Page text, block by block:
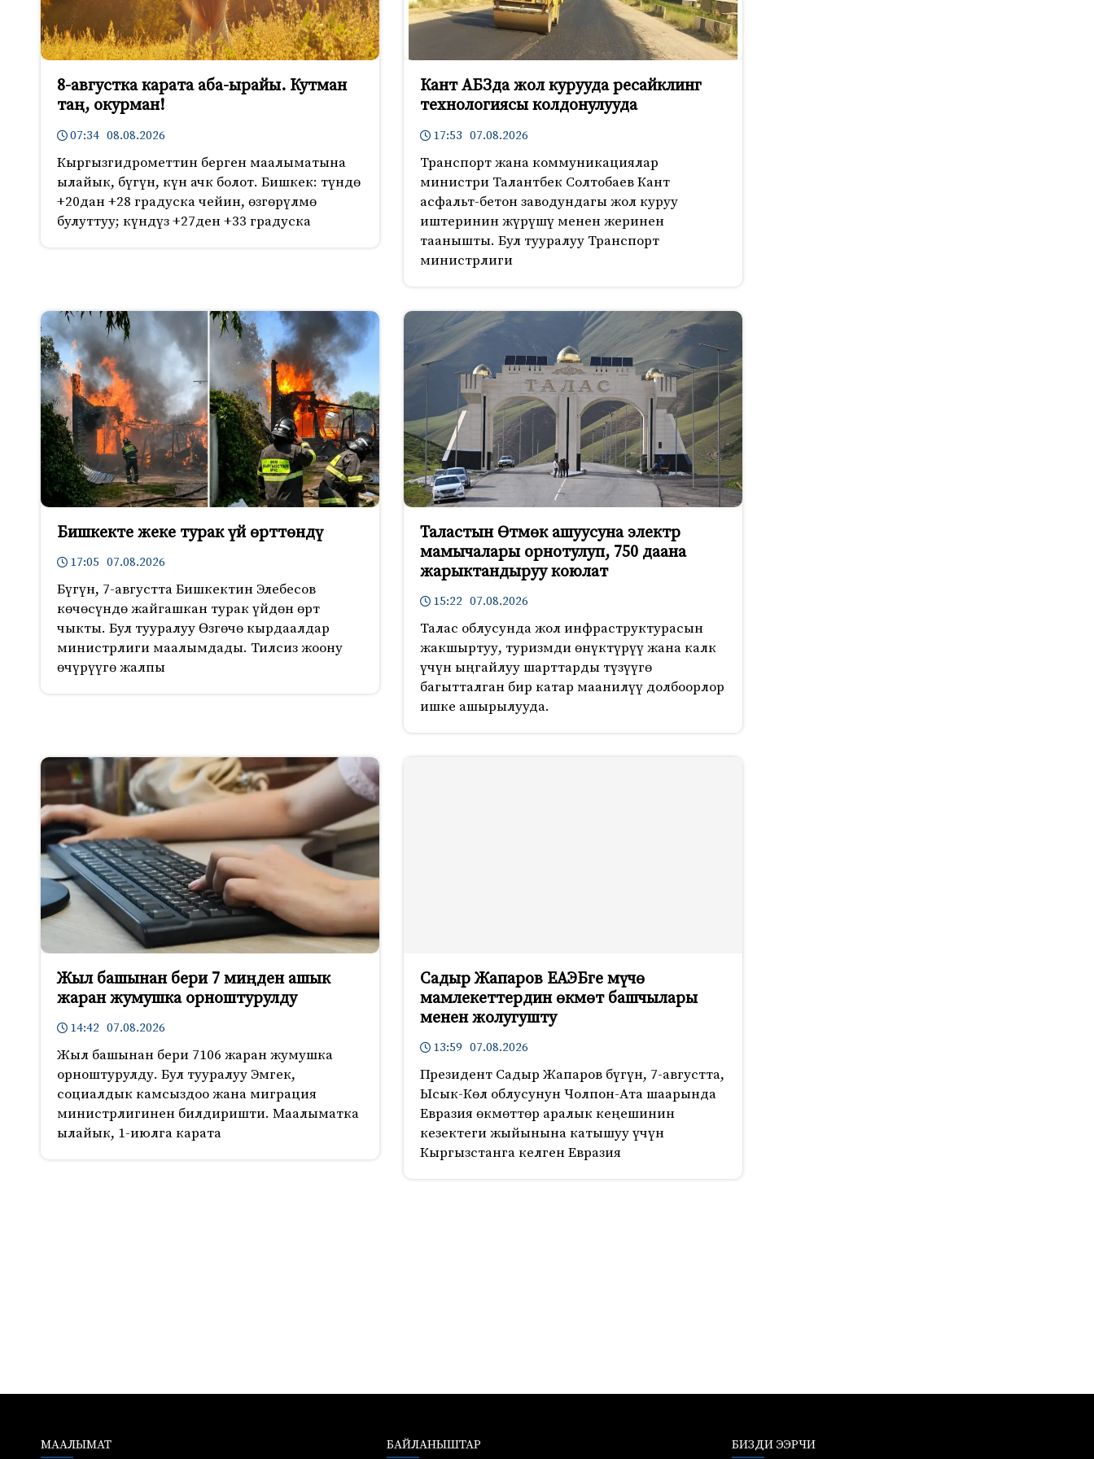
8-августка карата аба-ырайы. Кутман
таң, окурман!
07:34 08.08.2026
Кыргызгидрометтин берген маалыматына
ылайык, бүгүн, күн ачк болот. Бишкек: түндө
+20дан +28 градуска чейин, өзгөрүлмө
булуттуу; күндүз +27ден +33 градуска
Кант АБЗда жол курууда ресайклинг
технологиясы колдонулууда
17:53 07.08.2026
Транспорт жана коммуникациялар
министри Талантбек Солтобаев Кант
асфальт-бетон заводундагы жол куруу
иштеринин жүрүшү менен жеринен
таанышты. Бул тууралуу Транспорт
министрлиги
Бишкекте жеке турак үй өрттөндү
17:05 07.08.2026
Бүгүн, 7-августта Бишкектин Элебесов
көчөсүндө жайгашкан турак үйдөн өрт
чыкты. Бул тууралуу Өзгөчө кырдаалдар
министрлиги маалымдады. Тилсиз жоону
өчүрүүгө жалпы
Таластын Өтмөк ашуусуна электр
мамычалары орнотулуп, 750 даана
жарыктандыруу коюлат
15:22 07.08.2026
Талас облусунда жол инфраструктурасын
жакшыртуу, туризмди өнүктүрүү жана калк
үчүн ыңгайлуу шарттарды түзүүгө
багытталган бир катар маанилүү долбоорлор
ишке ашырылууда.
Жыл башынан бери 7 миңден ашык
жаран жумушка орноштурулду
14:42 07.08.2026
Жыл башынан бери 7106 жаран жумушка
орноштурулду. Бул тууралуу Эмгек,
социалдык камсыздоо жана миграция
министрлигинен билдиришти. Маалыматка
ылайык, 1-июлга карата
Садыр Жапаров ЕАЭБге мүчө
мамлекеттердин өкмөт башчылары
менен жолугушту
13:59 07.08.2026
Президент Садыр Жапаров бүгүн, 7-августта,
Ысык-Көл облусунун Чолпон-Ата шаарында
Евразия өкмөттөр аралык кеңешинин
кезектеги жыйынына катышуу үчүн
Кыргызстанга келген Евразия
МААЛЫМАТ БАЙЛАНЫШТАР БИЗДИ ЭЭРЧИ